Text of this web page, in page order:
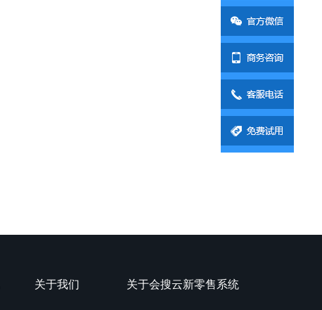
关于我们 关于会搜云新零售系统